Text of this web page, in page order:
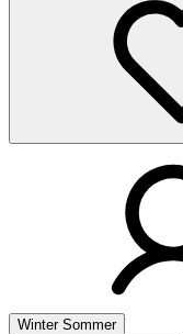
Winter Sommer